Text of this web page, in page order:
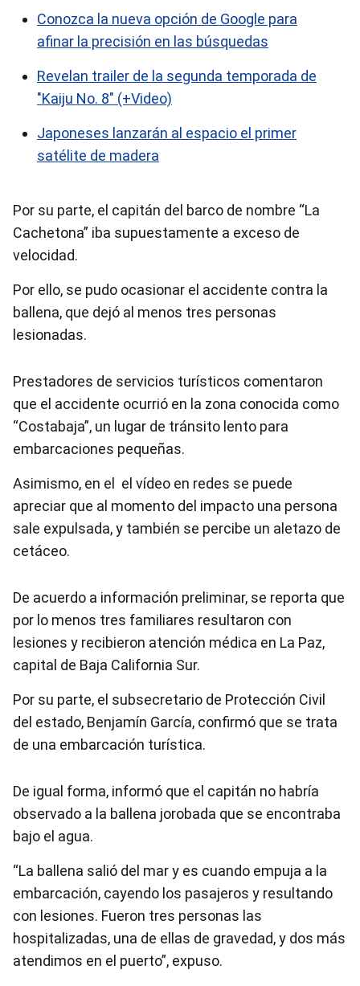
Conozca la nueva opción de Google para
afinar la precisión en las búsquedas
Revelan trailer de la segunda temporada de
"Kaiju No. 8″ (+Video)
Japoneses lanzarán al espacio el primer
satélite de madera
Por su parte, el capitán del barco de nombre “La
Cachetona” iba supuestamente a exceso de
velocidad.
Por ello, se pudo ocasionar el accidente contra la
ballena, que dejó al menos tres personas
lesionadas.
Prestadores de servicios turísticos comentaron
que el accidente ocurrió en la zona conocida como
“Costabaja”, un lugar de tránsito lento para
embarcaciones pequeñas.
Asimismo, en el el vídeo en redes se puede
apreciar que al momento del impacto una persona
sale expulsada, y también se percibe un aletazo de
cetáceo.
De acuerdo a información preliminar, se reporta que
por lo menos tres familiares resultaron con
lesiones y recibieron atención médica en La Paz,
capital de Baja California Sur.
Por su parte, el subsecretario de Protección Civil
del estado, Benjamín García, confirmó que se trata
de una embarcación turística.
De igual forma, informó que el capitán no habría
observado a la ballena jorobada que se encontraba
bajo el agua.
“La ballena salió del mar y es cuando empuja a la
embarcación, cayendo los pasajeros y resultando
con lesiones. Fueron tres personas las
hospitalizadas, una de ellas de gravedad, y dos más
atendimos en el puerto”, expuso.